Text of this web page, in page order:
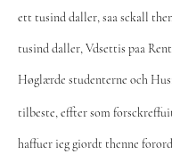
ett tusind daller, saa sckall
tusind daller, Vdsettis paa
Høglærde studenterne och
tilbeste, effter som
haffuer ieg giordt thenne